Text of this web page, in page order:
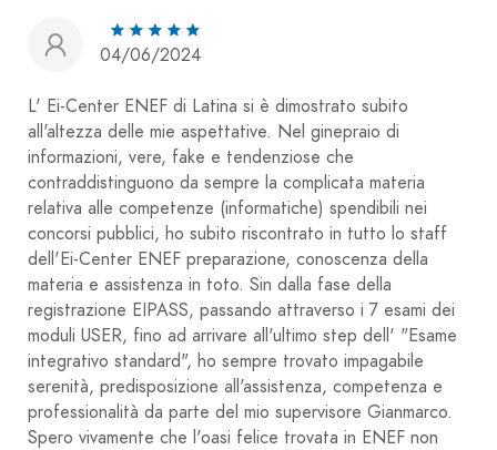
04/06/2024
L' Ei-Center ENEF di Latina si è dimostrato subito
all'altezza delle mie aspettative. Nel ginepraio di
informazioni, vere, fake e tendenziose che
contraddistinguono da sempre la complicata materia
relativa alle competenze (informatiche) spendibili nei
concorsi pubblici, ho subito riscontrato in tutto lo staff
dell'Ei-Center ENEF preparazione, conoscenza della
materia e assistenza in toto. Sin dalla fase della
registrazione EIPASS, passando attraverso i 7 esami dei
moduli USER, fino ad arrivare all'ultimo step dell' "Esame
integrativo standard", ho sempre trovato impagabile
serenità, predisposizione all'assistenza, competenza e
professionalità da parte del mio supervisore Gianmarco.
Spero vivamente che l'oasi felice trovata in ENEF non